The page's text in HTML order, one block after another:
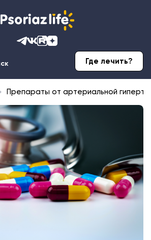
Где лечить?
Препараты от артериальной